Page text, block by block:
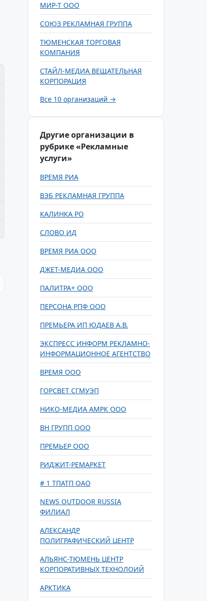
МИР-Т ООО
СОЮЗ РЕКЛАМНАЯ ГРУППА
ТЮМЕНСКАЯ ТОРГОВАЯ
КОМПАНИЯ
СТАЙЛ-МЕДИА ВЕЩАТЕЛЬНАЯ
КОРПОРАЦИЯ
Все 10 организаций →
Другие организации в
рубрике «Рекламные
услуги»
ВРЕМЯ РИА
ВЭБ РЕКЛАМНАЯ ГРУППА
КАЛИНКА РО
СЛОВО ИД
ВРЕМЯ РИА ООО
ДЖЕТ-МЕДИА ООО
ПАЛИТРА+ ООО
ПЕРСОНА РПФ ООО
ПРЕМЬЕРА ИП ЮДАЕВ А.В.
ЭКСПРЕСС ИНФОРМ РЕКЛАМНО-
ИНФОРМАЦИОННОЕ АГЕНТСТВО
ВРЕМЯ ООО
ГОРСВЕТ СГМУЭП
НИКО-МЕДИА АМРК ООО
ВН ГРУПП ООО
ПРЕМЬЕР ООО
РИДЖИТ-РЕМАРКЕТ
# 1 ТПАТП ОАО
NEWS OUTDOOR RUSSIA
ФИЛИАЛ
АЛЕКСАНДР
ПОЛИГРАФИЧЕСКИЙ ЦЕНТР
АЛЬЯНС-ТЮМЕНЬ ЦЕНТР
КОРПОРАТИВНЫХ ТЕХНОЛОИЙ
АРКТИКА